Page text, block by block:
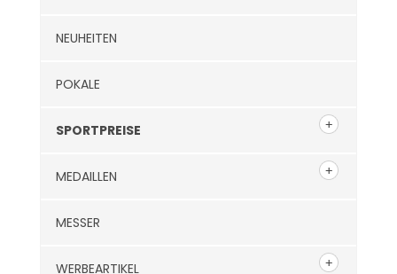
NEUHEITEN
POKALE
SPORTPREISE
MEDAILLEN
MESSER
WERBEARTIKEL